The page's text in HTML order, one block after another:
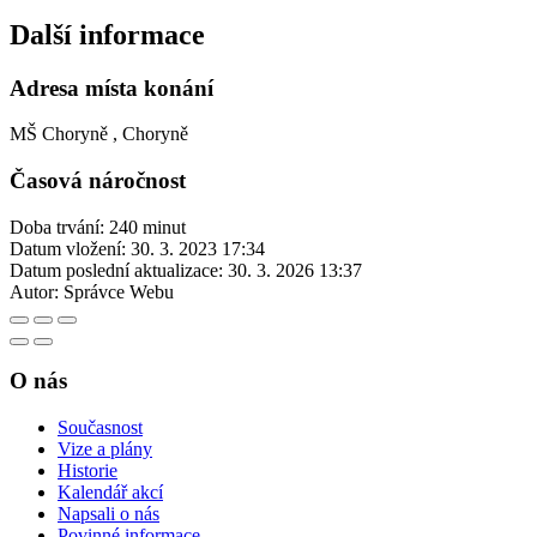
Další informace
Adresa místa konání
MŠ Choryně , Choryně
Časová náročnost
Doba trvání: 240 minut
Datum vložení: 30. 3. 2023 17:34
Datum poslední aktualizace: 30. 3. 2026 13:37
Autor: Správce Webu
O nás
Současnost
Vize a plány
Historie
Kalendář akcí
Napsali o nás